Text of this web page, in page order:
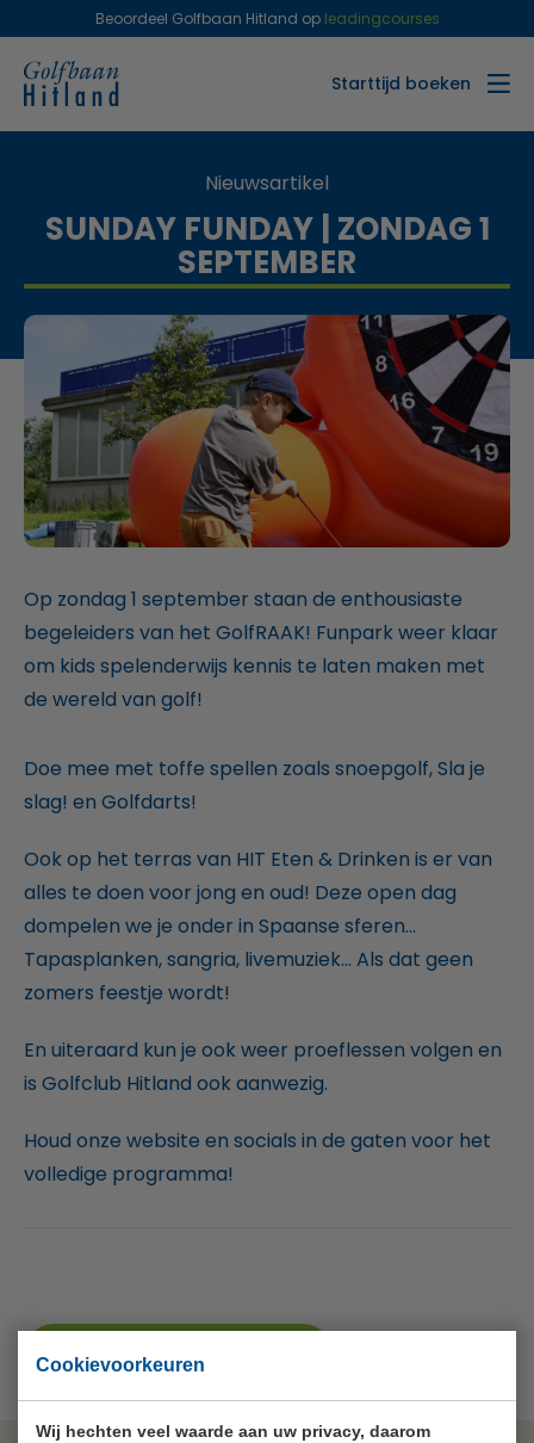
Cookievoorkeuren
Wij hechten veel waarde aan uw privacy, daarom
Beoordeel Golfbaan Hitland op leadingcourses
Starttijd boeken
Nieuwsartikel
SUNDAY FUNDAY | ZONDAG 1
SEPTEMBER
Op zondag 1 september staan de enthousiaste
begeleiders van het GolfRAAK! Funpark weer klaar
om kids spelenderwijs kennis te laten maken met
de wereld van golf!
Doe mee met toffe spellen zoals snoepgolf, Sla je
slag! en Golfdarts!
Ook op het terras van HIT Eten & Drinken is er van
alles te doen voor jong en oud! Deze open dag
dompelen we je onder in Spaanse sferen...
Tapasplanken, sangria, livemuziek... Als dat geen
zomers feestje wordt!
En uiteraard kun je ook weer proeflessen volgen en
is Golfclub Hitland ook aanwezig.
Houd onze website en socials in de gaten voor het
volledige programma!
TERUG NAAR OVERZICHT